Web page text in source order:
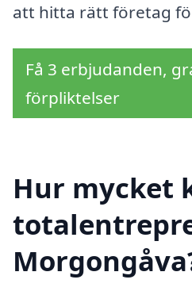
att hitta rätt företag
Få 3 erbjudanden,
förpliktelser
Hur mycket